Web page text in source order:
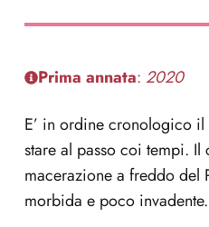
Prima annata: 2020
E’ in ordine cronologico il
stare al passo coi tempi.
macerazione a freddo del
morbida e poco invadente.